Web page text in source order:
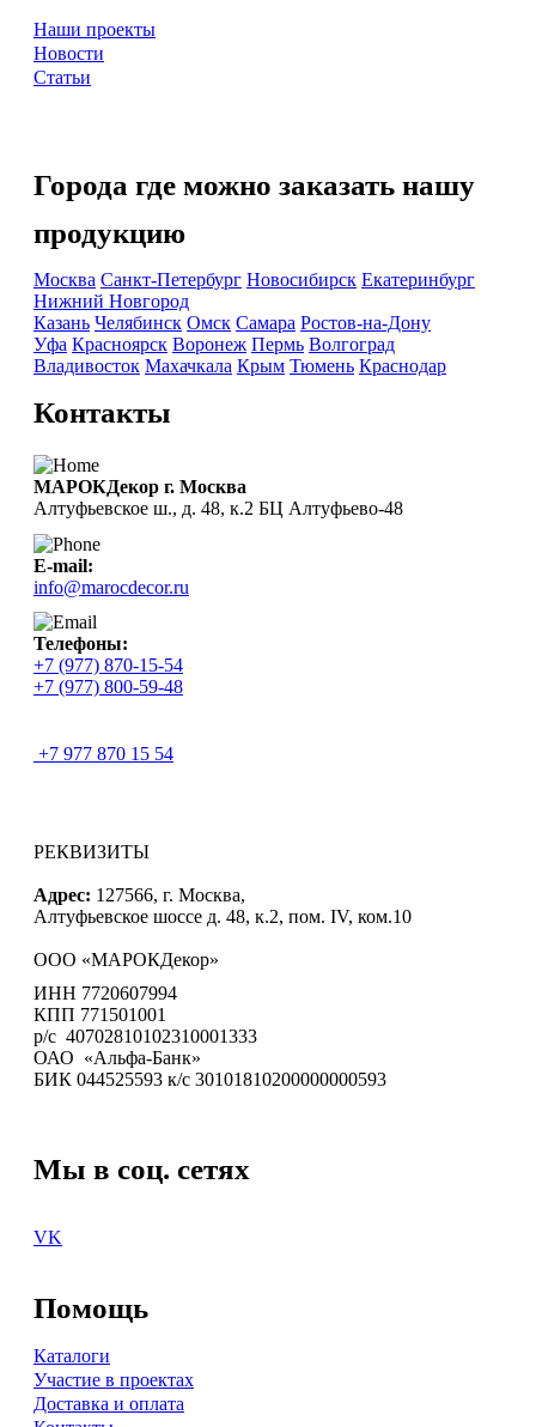
Наши проекты
Новости
Статьи
Города где можно заказать нашу
продукцию
Москва Санкт-Петербург Новосибирск Екатеринбург
Нижний Новгород
Казань Челябинск Омск Самара Ростов-на-Дону
Уфа Красноярск Воронеж Пермь Волгоград
Владивосток Махачкала Крым Тюмень Краснодар
Контакты
МАРОКДекор г. Москва
Алтуфьевское ш., д. 48, к.2 БЦ Алтуфьево-48
E-mail:
info@marocdecor.ru
Телефоны:
+7 (977) 870-15-54
+7 (977) 800-59-48
+7 977 870 15 54
РЕКВИЗИТЫ
Адрес: 127566, г. Москва,
Алтуфьевское шоссе д. 48, к.2, пом. IV, ком.10
ООО «МАРОКДекор»
ИНН 7720607994
КПП 771501001
р/с 40702810102310001333
ОАО «Альфа-Банк»
БИК 044525593 к/с 30101810200000000593
Мы в соц. сетях
VK
Помощь
Каталоги
Участие в проектах
Доставка и оплата